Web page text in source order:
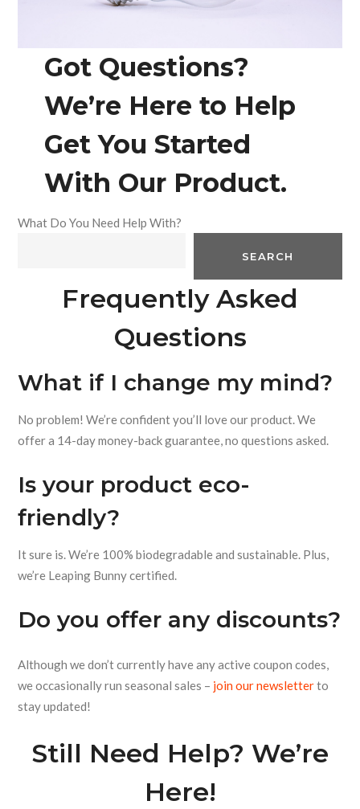
Got Questions?
We’re Here to Help
Get You Started
With Our Product.
What Do You Need Help With?
SEARCH
Frequently Asked
Questions
What if I change my mind?
No problem! We’re confident you’ll love our product. We
offer a 14-day money-back guarantee, no questions asked.
Is your product eco-
friendly?
It sure is. We’re 100% biodegradable and sustainable. Plus,
we’re Leaping Bunny certified.
Do you offer any discounts?
Although we don’t currently have any active coupon codes,
we occasionally run seasonal sales – join our newsletterto
stay updated!
Still Need Help? We’re
Here!